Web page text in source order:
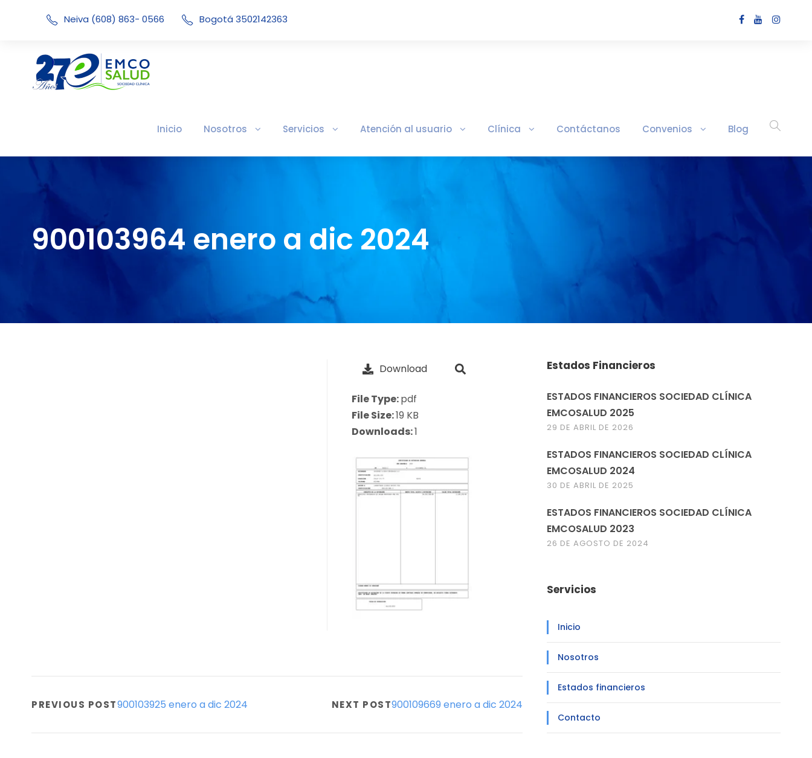
Neiva (608) 863- 0566 Bogotá 3502142363
Inicio Nosotros Servicios Atención al usuario Clínica Contáctanos Convenios Blog
900103964 enero a dic 2024
Download
File Type:pdf
File Size:19 KB
Downloads:1
PREVIOUS POST900103925 enero a dic 2024 NEXT POST900109669 enero a dic 2024
Estados Financieros
ESTADOS FINANCIEROS SOCIEDAD CLÍNICA
EMCOSALUD 2025
29 DE ABRIL DE 2026
ESTADOS FINANCIEROS SOCIEDAD CLÍNICA
EMCOSALUD 2024
30 DE ABRIL DE 2025
ESTADOS FINANCIEROS SOCIEDAD CLÍNICA
EMCOSALUD 2023
26 DE AGOSTO DE 2024
Servicios
Inicio
Nosotros
Estados financieros
Contacto